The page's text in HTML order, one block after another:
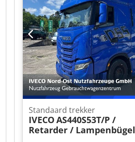
Standaard trekker
IVECOAS440S53T/P /
Retarder / Lampenbügel